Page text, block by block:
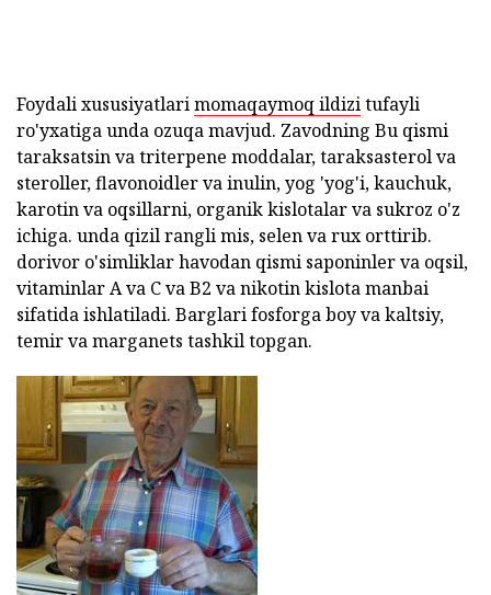
Foydali xususiyatlarimomaqaymoq ildizitufayli
ro'yxatiga unda ozuqa mavjud. Zavodning Bu qismi
taraksatsin va triterpene moddalar, taraksasterol va
steroller, flavonoidler va inulin, yog 'yog'i, kauchuk,
karotin va oqsillarni, organik kislotalar va sukroz o'z
ichiga. unda qizil rangli mis, selen va rux orttirib.
dorivor o'simliklar havodan qismi saponinler va oqsil,
vitaminlar A va C va B2 va nikotin kislota manbai
sifatida ishlatiladi. Barglari fosforga boy va kaltsiy,
temir va marganets tashkil topgan.